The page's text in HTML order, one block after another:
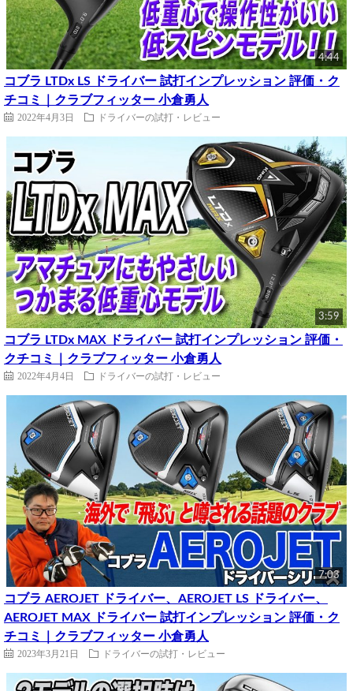
4:44
コブラ LTDx LS ドライバー 試打インプレッション 評価・ク
チコミ｜クラブフィッター 小倉勇人
2022年4月3日 ドライバーの試打・レビュー
3:59
コブラ LTDx MAX ドライバー 試打インプレッション 評価・
クチコミ｜クラブフィッター 小倉勇人
2022年4月4日 ドライバーの試打・レビュー
7:03
コブラ AEROJET ドライバー、AEROJET LS ドライバー、
AEROJET MAX ドライバー 試打インプレッション 評価・ク
チコミ｜クラブフィッター 小倉勇人
2023年3月21日 ドライバーの試打・レビュー